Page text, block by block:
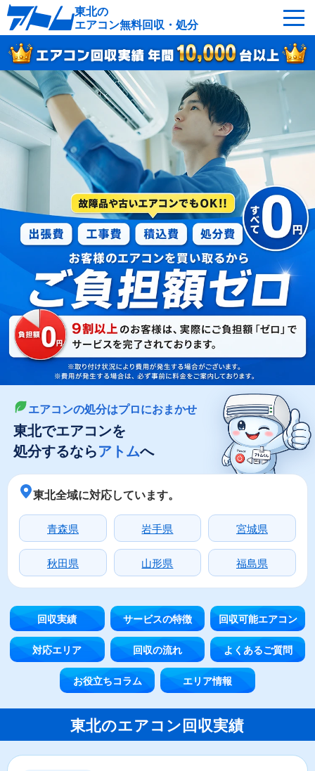
東北の
エアコン無料回収・処分
サービスの特徴 回収可能なエアコン
対応エリア 回収の流れ
よくあるご質問 運営会社
東北各地へ無料出張
最短即日 お急ぎの方はこちら
050-5482-9461
受付：24時間年中無休（通話料無料）
LINEやメールでカンタン依頼
メールで回収依頼 LINEで回収依頼
エアコンの処分はプロにおまかせ
東北でエアコンを
処分するならアトムへ
東北全域に対応しています。
青森県 岩手県 宮城県
秋田県 山形県 福島県
回収実績 サービスの特徴 回収可能エアコン
対応エリア 回収の流れ よくあるご質問
お役立ちコラム エリア情報
東北のエアコン回収実績